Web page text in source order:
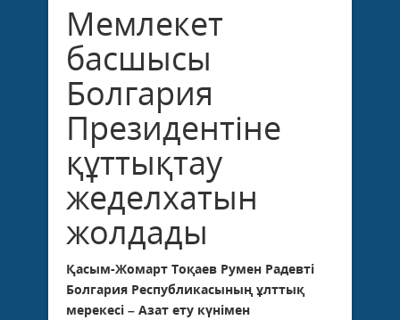
Мемлекет
басшысы
Болгария
Президентіне
құттықтау
жеделхатын
жолдады
Қасым-Жомарт Тоқаев Румен Радевті
Болгария Республикасының ұлттық
мерекесі – Азат ету күнімен